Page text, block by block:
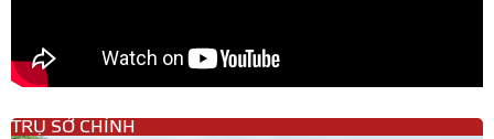
TRỤ SỞ CHÍNH